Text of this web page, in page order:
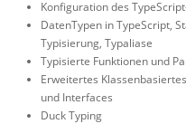
Konfiguration des
DatenTypen in TypeScript,
Typisierung, Typaliase
Typisierte Funktionen und
Erweitertes
und Interfaces
Duck Typing